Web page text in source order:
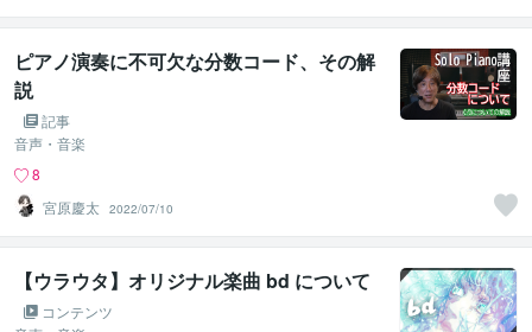
ピアノ演奏に不可欠な分数コード、その解
説
記事
音声・音楽
8
宮原慶太
2022/07/10
【ウラウタ】オリジナル楽曲 bd について
コンテンツ